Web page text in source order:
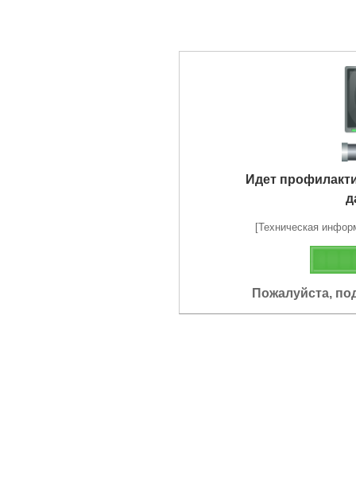
Идет
[Техническая
Пожалуйста,